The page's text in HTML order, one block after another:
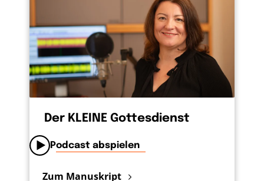
Der KLEINE Gottesdienst
Podcast abspielen
Zum Manuskript